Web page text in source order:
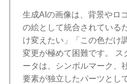
生成AIの画像は、背景やロ
の絵として統合されている
け変えたい」「この色だけ
変更が極めて困難です。
ータは、シンボルマーク、
要素が独立したパーツとし